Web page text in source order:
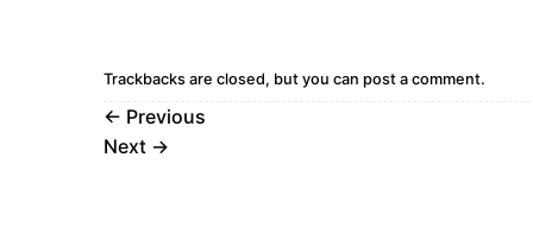
Trackbacks are closed, but you can post a comment.
← Previous
Next →